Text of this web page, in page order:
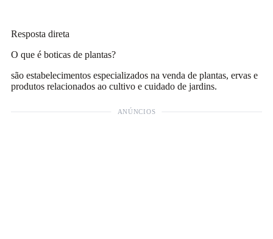
Resposta direta
O que é boticas de plantas?
são estabelecimentos especializados na venda de plantas, ervas e
produtos relacionados ao cultivo e cuidado de jardins.
ANÚNCIOS